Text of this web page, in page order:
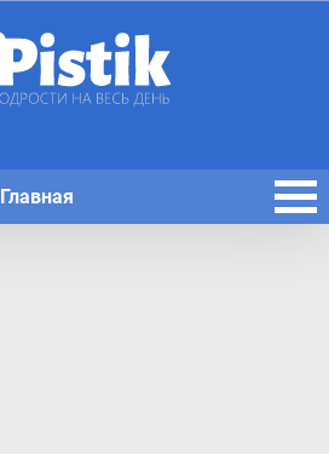
Главная